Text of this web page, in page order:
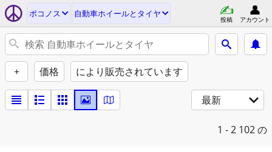
ポコノス 自動車ホイールとタイヤ
投稿 アカウント
+ 価格 により販売されています
最新
1 - 2 102 の